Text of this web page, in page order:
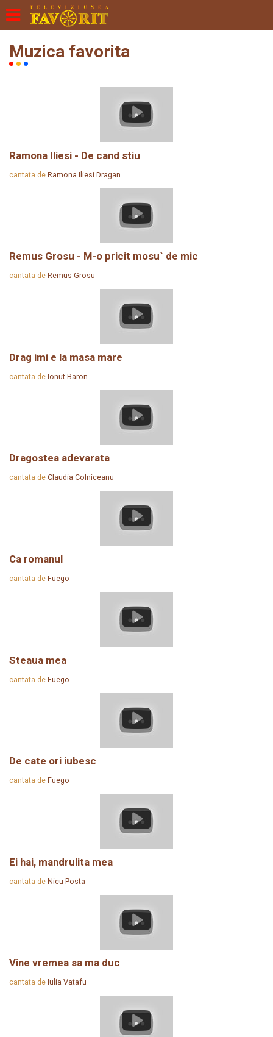
Muzica favorita
Ramona Iliesi - De cand stiu
cantata de Ramona Iliesi Dragan
Remus Grosu - M-o pricit mosu` de mic
cantata de Remus Grosu
Drag imi e la masa mare
cantata de Ionut Baron
Dragostea adevarata
cantata de Claudia Colniceanu
Ca romanul
cantata de Fuego
Steaua mea
cantata de Fuego
De cate ori iubesc
cantata de Fuego
Ei hai, mandrulita mea
cantata de Nicu Posta
Vine vremea sa ma duc
cantata de Iulia Vatafu